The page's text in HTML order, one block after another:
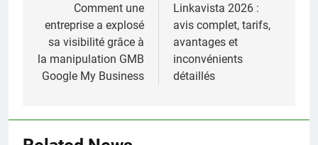
l’article
Comment une
entreprise a explosé
sa visibilité grâce à
la manipulation GMB
Google My Business
Linkavista 2026 :
avis complet, tarifs,
avantages et
inconvénients
détaillés